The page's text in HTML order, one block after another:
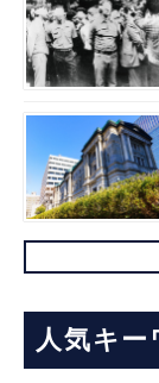
人気キー